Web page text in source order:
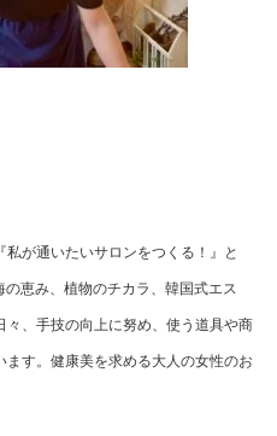
が通いたいサロンをつくる！』と
恵み、植物のチカラ、韓国式エス
、手技の向上に努め、使う道具や商
す。健康美を求める大人の女性のお